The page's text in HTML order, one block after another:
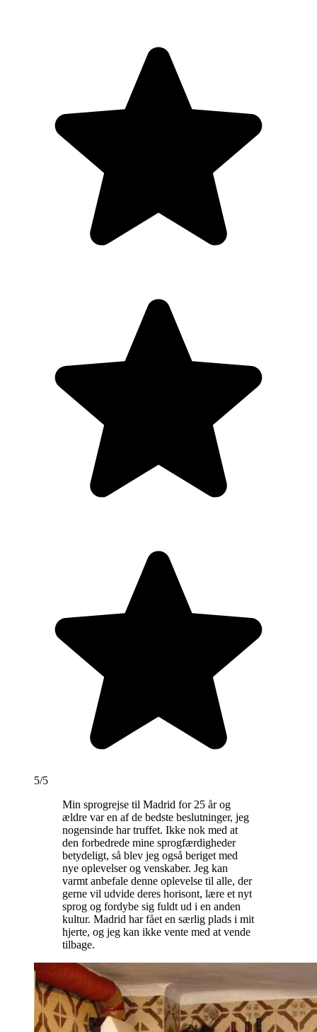
5/5
Min sprogrejse til Madrid for 25 år og
ældre var en af de bedste beslutninger, jeg
nogensinde har truffet. Ikke nok med at
den forbedrede mine sprogfærdigheder
betydeligt, så blev jeg også beriget med
nye oplevelser og venskaber. Jeg kan
varmt anbefale denne oplevelse til alle, der
gerne vil udvide deres horisont, lære et nyt
sprog og fordybe sig fuldt ud i en anden
kultur. Madrid har fået en særlig plads i mit
hjerte, og jeg kan ikke vente med at vende
tilbage.